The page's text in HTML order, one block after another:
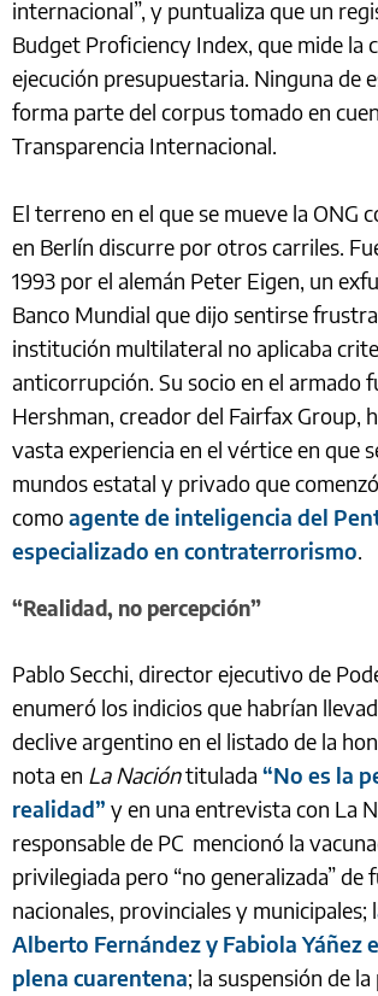
internacional”, y puntualiza que un
Budget Proficiency Index, que mide la
ejecución presupuestaria. Ninguna de
forma parte del corpus tomado en
Transparencia Internacional.
El terreno en el que se mueve la ONG
en Berlín discurre por otros carriles.
1993 por el alemán Peter Eigen, un
Banco Mundial que dijo sentirse
institución multilateral no aplicaba
anticorrupción. Su socio en el armado
Hershman, creador del Fairfax Group,
vasta experiencia en el vértice en que
mundos estatal y privado que
comoagente de inteligencia del
especializado en contraterrorismo.
“Realidad, no percepción”
Pablo Secchi, director ejecutivo de
enumeró los indicios que habrían
declive argentino en el listado de la
nota en La Nacióntitulada “No es la
realidad” y en una entrevista con La
responsable de PC mencionó la
privilegiada pero “no generalizada” de
nacionales, provinciales y municipales; l
Alberto Fernández y Fabiola Yáñez
plena cuarentena; la suspensión de